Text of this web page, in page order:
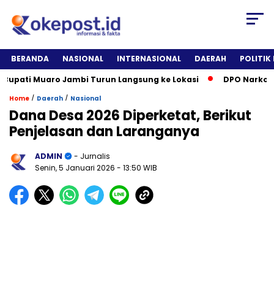
BERANDA NASIONAL INTERNASIONAL DAERAH
POLITIK
Muaro Jambi Turun Langsung ke Lokasi
DPO Narkotika
Home / Daerah / Nasional
Dana Desa 2026 Diperketat, Berikut
Penjelasan dan Laranganya
ADMIN
- Jurnalis
Senin, 5 Januari 2026 - 13:50 WIB